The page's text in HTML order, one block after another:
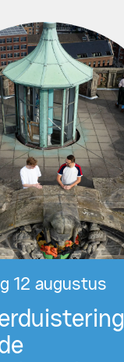
12 augustus